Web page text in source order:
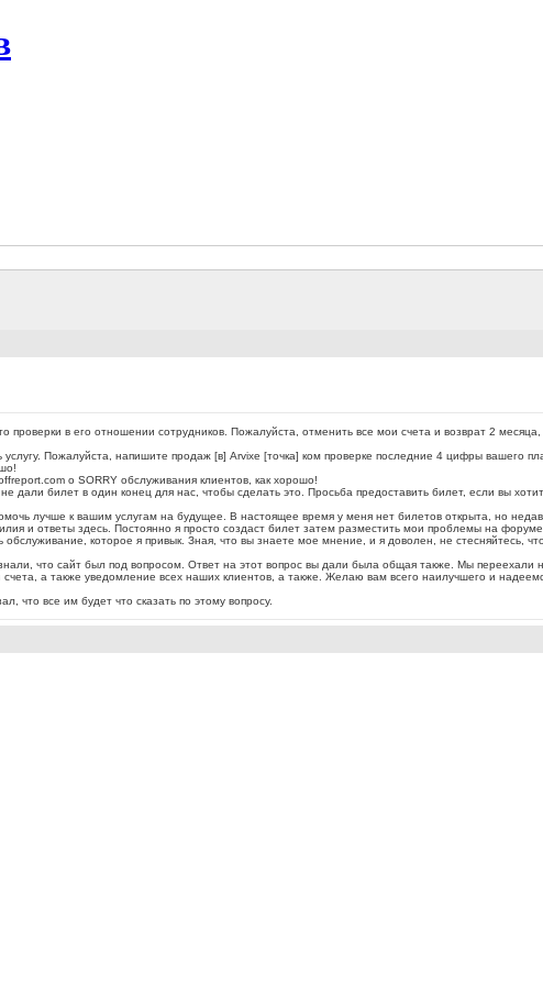
проверки в его отношении сотрудников. Пожалуйста, отменить все мои счета и возврат 2 месяца,
Пожалуйста, напишите продаж [в] Arvixe [точка] ком проверке последние 4 цифры вашего
о SORRY обслуживания клиентов, как хорошо!
дали билет в один конец для нас, чтобы сделать это. Просьба предоставить билет, если вы
лучше к вашим услугам на будущее. В настоящее время у меня нет билетов открыта, но
и ответы здесь. Постоянно я просто создаст билет затем разместить мои проблемы на
обслуживание, которое я привык. Зная, что вы знаете мое мнение, и я доволен, не стесняйтесь,
что сайт был под вопросом. Ответ на этот вопрос вы дали была общая также. Мы переехали
а также уведомление всех наших клиентов, а также. Желаю вам всего наилучшего и
что все им будет что сказать по этому вопросу.